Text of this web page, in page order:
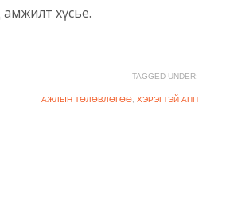
хүсье.
TAGGED UNDER:
АЖЛЫН ТӨЛӨВЛӨГӨӨ ХЭРЭГТЭЙ АПП